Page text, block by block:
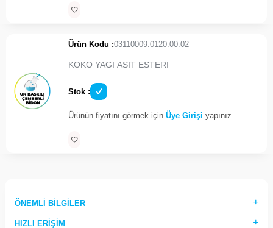
Ürün Kodu :03110009.0120.00.02
KOKO YAGI ASIT ESTERI
Stok :
Ürünün fiyatını görmek için Üye Girişi yapınız
ÖNEMLI BILGILER
HIZLI ERIŞIM